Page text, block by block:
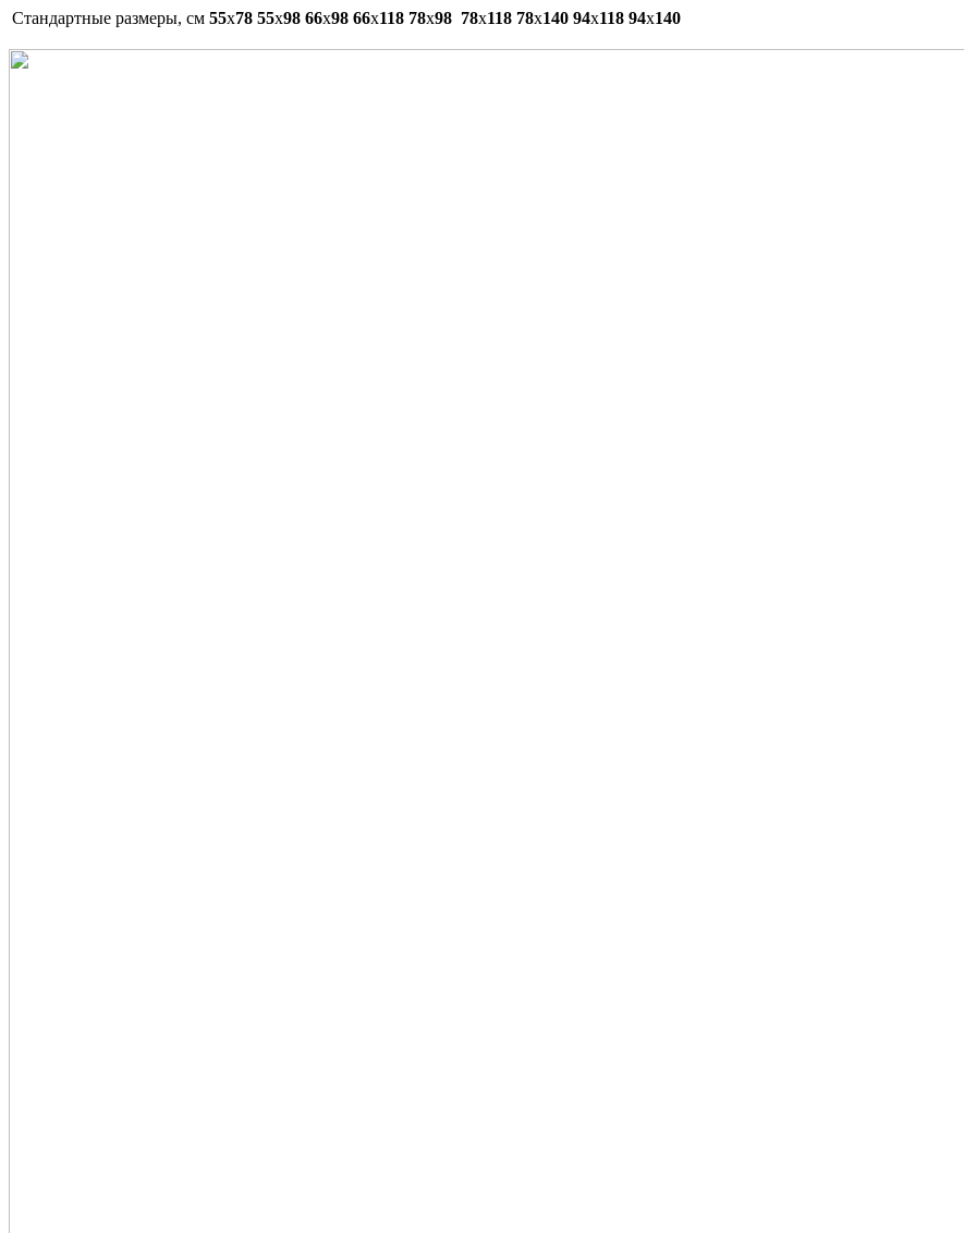
Cтандартные размеры, см 55x78 55x98 66х98 66x118 78x98 78x118 78x140 94x118 94x140